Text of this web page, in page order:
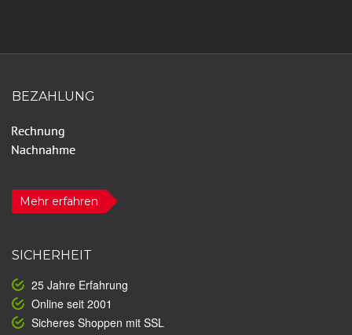
BEZAHLUNG
Mehr erfahren
SICHERHEIT
25 Jahre Erfahrung
Online seit 2001
Sicheres Shoppen mit SSL